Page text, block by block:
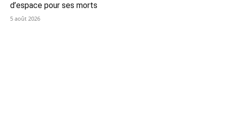
d’espace pour ses morts
5 août 2026